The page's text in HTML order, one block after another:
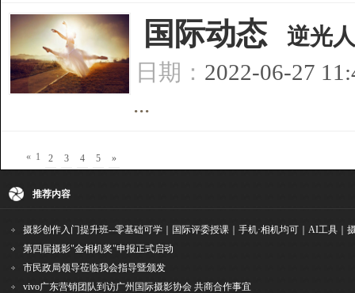
国际动态
逆光
日期： 2022-06-27
...
« 1 2 3 4 5 »
推荐内容
第四届摄影"金相机奖"申报正式启动
市民政局领导莅临我会指导暨颁发
vivo广东营销团队到访广州国际摄影协会 共商合作事宜